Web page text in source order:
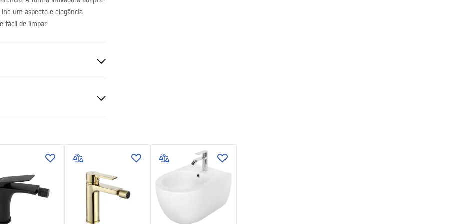
um aspecto e elegância
fácil de limpar.
_5.pdf